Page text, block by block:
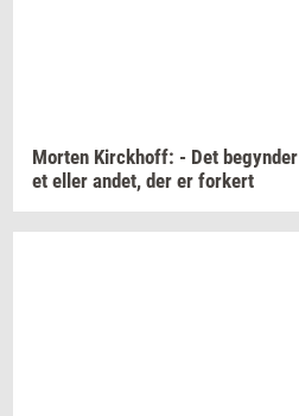
Mor­ten Kirck­hoff: - Det be­gyn­der
et eller andet, der er for­kert